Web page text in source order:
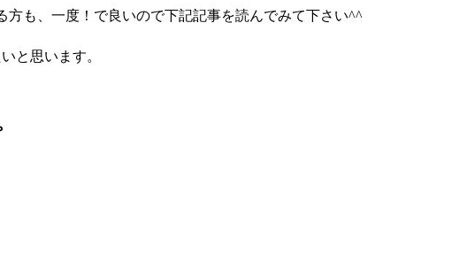
方も、一度！で良いので下記記事を読んでみて下さい^^
と思います。